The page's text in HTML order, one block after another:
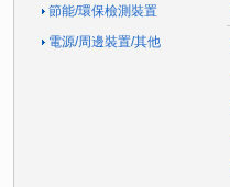
節能/環保檢測裝置
電源/周邊裝置/其他